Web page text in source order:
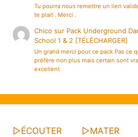
Tu pourra nous remettre un lien
te plait . Merci .
Chico sur Pack Underground
School 1 & 2 [TÉLÉCHARGER]
Un grand merci pour ce pack Pas ce
préfère non plus mais certain sont
excellent
▷ÉCOUTER ▷MATER